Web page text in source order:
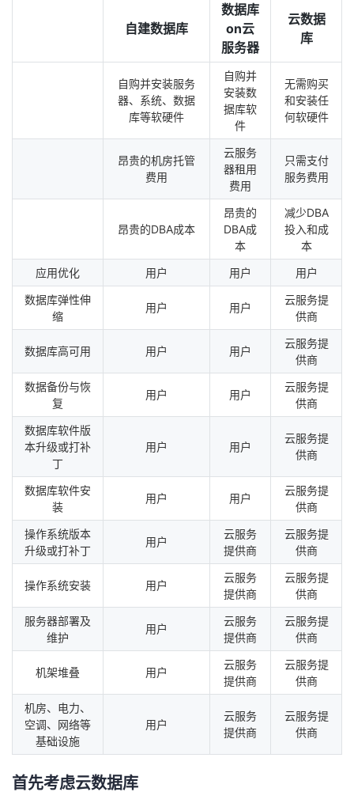
自建数据库
数据库
on云
服务器
云数据
库
自购并安装服务
器、系统、数据
库等软硬件
自购并
安装数
据库软
件
无需购买
和安装任
何软硬件
昂贵的机房托管
费用
云服务
器租用
费用
只需支付
服务费用
昂贵的DBA成本
昂贵的
DBA成
本
减少DBA
投入和成
本
应用优化
用户 用户
用户
数据库弹性伸
缩
用户 用户
云服务提
供商
数据库高可用 用户 用户
云服务提
供商
数据备份与恢
复
用户 用户
云服务提
供商
数据库软件版
本升级或打补
丁
用户 用户
云服务提
供商
数据库软件安
装
用户 用户
云服务提
供商
操作系统版本
升级或打补丁
用户
云服务
提供商
云服务提
供商
操作系统安装 用户
云服务
提供商
云服务提
供商
服务器部署及
维护
用户
云服务
提供商
云服务提
供商
机架堆叠 用户
云服务
提供商
云服务提
供商
机房、电力、
空调、网络等
基础设施
用户
云服务
提供商
云服务提
供商
首先考虑云数据库